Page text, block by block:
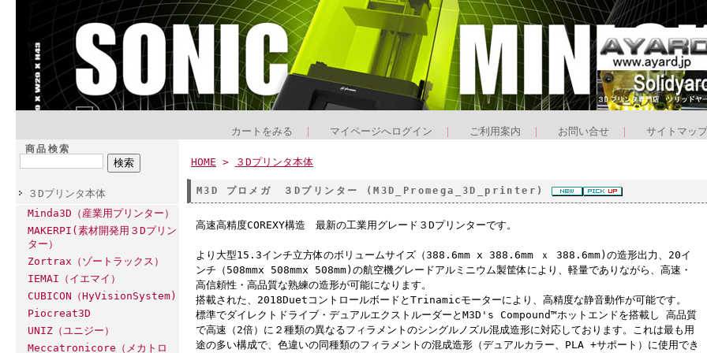
カートをみる マイページへログイン ご利用案内 お問い合せ サイトマップ
商品検索
３Dプリンタ本体
Minda3D（産業用プリンター）
MAKERPI(素材開発用３Dプリン
ター）
Zortrax（ゾートラックス）
IEMAI（イエマイ）
CUBICON（HyVisionSystem)
Piocreat3D
UNIZ（ユニジー）
Meccatronicore（メカトロ
HOME > ３Dプリンタ本体
M3D プロメガ ３Dプリンター (M3D_Promega_3D_printer)
高速高精度COREXY構造 最新の工業用グレード３Dプリンターです。
より大型15.3インチ立方体のボリュームサイズ（388.6mm x 388.6mm ｘ 388.6mm)の造形出力、20イ
ンチ（508mmx 508mmx 508mm)の航空機グレードアルミニウム製筐体により、軽量でありながら、高速・
高信頼性・高品質な熟練の造形が可能になります。
搭載された、2018DuetコントロールボードとTrinamicモーターにより、高精度な静音動作が可能です。
標準でダイレクトドライブ・デュアルエクストルーダーとM3D's Compound™ホットエンドを搭載し 高品質
で高速（2倍）に２種類の異なるフィラメントのシングルノズル混成造形に対応しております。これは最も用
途の多い構成で、色違いの同種類のフィラメントの混成造形（デュアルカラー、PLA +サポート）に使用でき